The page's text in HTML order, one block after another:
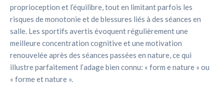
proprioception et l’équilibre, tout en limitant parfois les
risques de monotonie et de blessures liés à des séances en
salle. Les sportifs avertis évoquent régulièrement une
meilleure concentration cognitive et une motivation
renouvelée après des séances passées en nature, ce qui
illustre parfaitement l’adage bien connu: « form e nature » ou
« forme et nature ».